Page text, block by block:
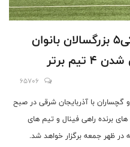
ادامه مسابقات قهرمانی هاکی۵ بزرگسالان بانوان
برتر
65706
گچساران با آذربایجان شرقی در صبح
برنده راهی فینال و تیم های
در ظهر جمعه برگزار خواهد شد.